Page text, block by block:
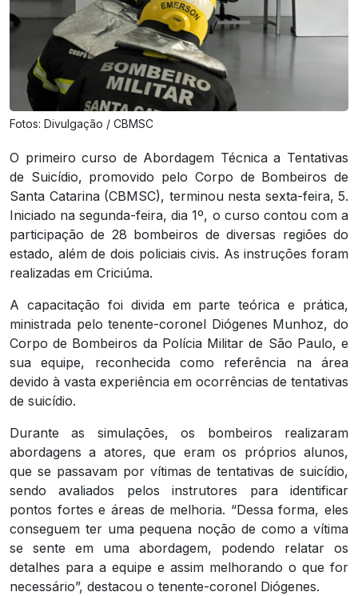
Fotos: Divulgação / CBMSC
O primeiro curso de Abordagem Técnica a Tentativas
de Suicídio, promovido pelo Corpo de Bombeiros de
Santa Catarina (CBMSC), terminou nesta sexta-feira, 5.
Iniciado na segunda-feira, dia 1º, o curso contou com a
participação de 28 bombeiros de diversas regiões do
estado, além de dois policiais civis. As instruções foram
realizadas em Criciúma.
A capacitação foi divida em parte teórica e prática,
ministrada pelo tenente-coronel Diógenes Munhoz, do
Corpo de Bombeiros da Polícia Militar de São Paulo, e
sua equipe, reconhecida como referência na área
devido à vasta experiência em ocorrências de tentativas
de suicídio.
Durante as simulações, os bombeiros realizaram
abordagens a atores, que eram os próprios alunos,
que se passavam por vítimas de tentativas de suicídio,
sendo avaliados pelos instrutores para identificar
pontos fortes e áreas de melhoria. “Dessa forma, eles
conseguem ter uma pequena noção de como a vítima
se sente em uma abordagem, podendo relatar os
detalhes para a equipe e assim melhorando o que for
necessário”, destacou o tenente-coronel Diógenes.